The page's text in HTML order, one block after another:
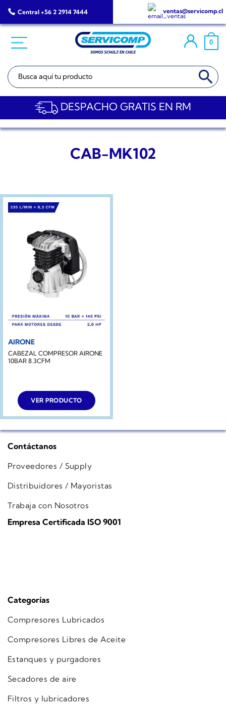
Saltar
Central +56 2 2914 7444 ventas@servicomp.cl
0
Buscar: BOTÓN DE
DESPACHO GRATIS EN RM
CAB-MK102
AIRONE
CABEZAL COMPRESOR AIRONE
10BAR 8.3CFM
VER PRODUCTO
Categorías
Compresores Lubricados
Compresores Libres de Aceite
Estanques y purgadores
Secadores de aire
Filtros y lubricadores
Contáctanos
Proveedores / Supply
Distribuidores / Mayoristas
Trabaja con Nosotros
Empresa Certificada ISO 9001